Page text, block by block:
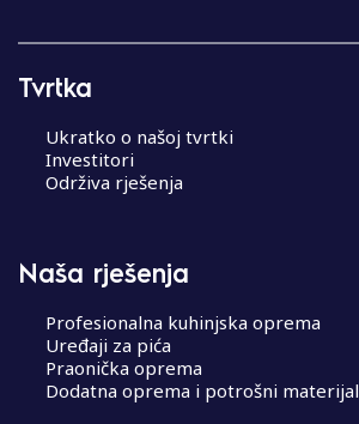
Tvrtka
Ukratko o našoj tvrtki
Investitori
Održiva rješenja
Naša rješenja
Profesionalna kuhinjska oprema
Uređaji za pića
Praonička oprema
Dodatna oprema i potrošni materijal